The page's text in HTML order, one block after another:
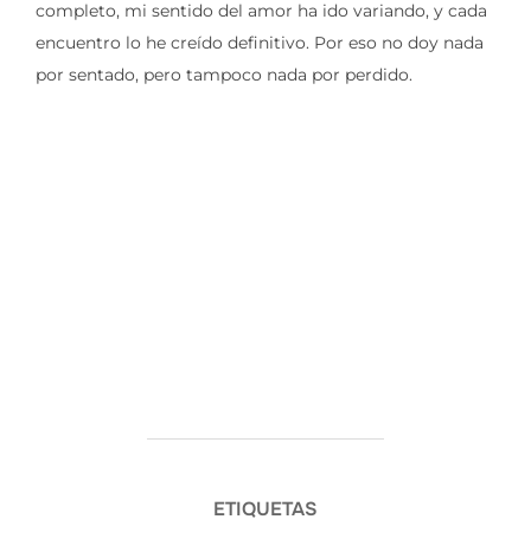
completo, mi sentido del amor ha ido variando, y cada
encuentro lo he creído definitivo. Por eso no doy nada
por sentado, pero tampoco nada por perdido.
ETIQUETAS